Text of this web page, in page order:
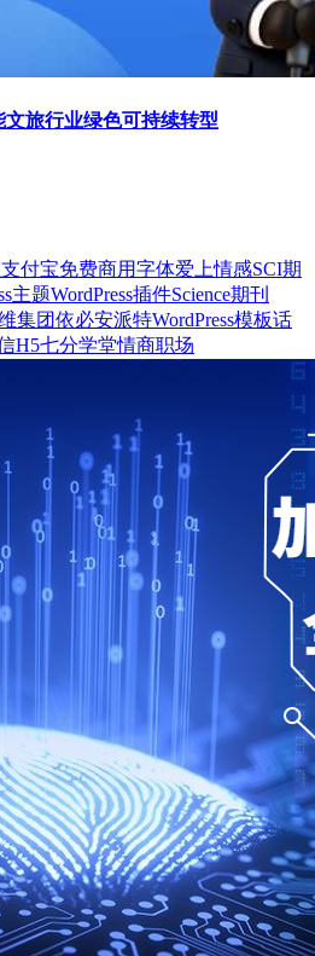
旅行业绿色可持续转型
支付宝免费商用字体爱上情感SCI期
主题WordPress插件Science期刊
集团依必安派特WordPress模板话
H5七分学堂情商职场